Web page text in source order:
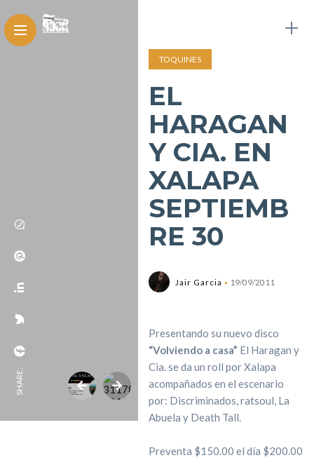
SHARE:
TOQUINES
EL
HARAGAN
Y CIA. EN
XALAPA
SEPTIEMB
RE 30
Jair Garcia 19/09/2011
Presentando su nuevo disco
“Volviendo a casa” El Haragan y
Cia. se da un roll por Xalapa
acompañados en el escenario
por: Discriminados, ratsoul, La
Abuela y Death Tall.
Preventa $150.00 el día $200.00